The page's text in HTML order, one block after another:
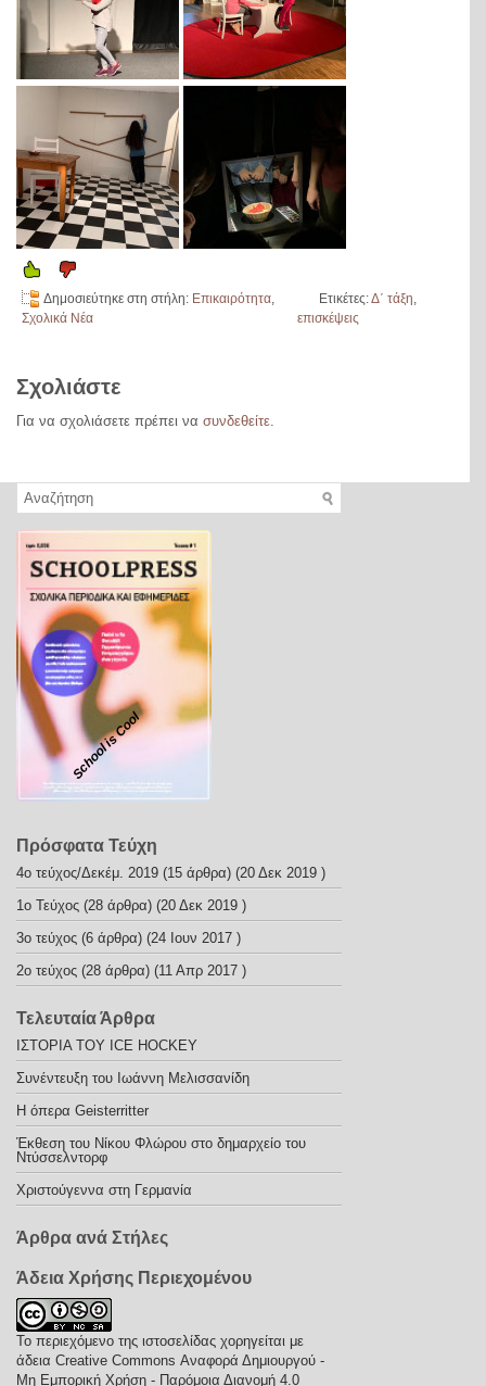
Δημοσιεύτηκε στη στήλη: Επικαιρότητα,
Σχολικά Νέα
Ετικέτες:Δ΄ τάξη,
επισκέψεις
Σχολιάστε
Για να σχολιάσετε πρέπει να συνδεθείτε.
School is Cool
Πρόσφατα Τεύχη
4o τεύχος/Δεκέμ. 2019 (15 άρθρα) (20 Δεκ 2019 )
1ο Τεύχος (28 άρθρα) (20 Δεκ 2019 )
3ο τεύχος (6 άρθρα) (24 Ιουν 2017 )
2o τεύχος (28 άρθρα) (11 Απρ 2017 )
Τελευταία Άρθρα
ΙΣΤΟΡΙΑ ΤΟΥ ICE HOCKEY
Συνέντευξη του Ιωάννη Μελισσανίδη
H όπερα Geisterritter
Έκθεση του Νίκου Φλώρου στο δημαρχείο του
Ντύσσελντορφ
Χριστούγεννα στη Γερμανία
Άρθρα ανά Στήλες
Άδεια Χρήσης Περιεχομένου
Το περιεχόμενο της ιστοσελίδας χορηγείται με
άδεια Creative Commons Αναφορά Δημιουργού -
Μη Εμπορική Χρήση - Παρόμοια Διανομή 4.0